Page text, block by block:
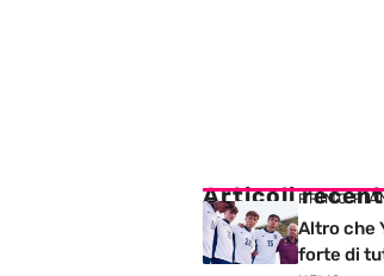
Articoli PRIMO
Altro che
forte di